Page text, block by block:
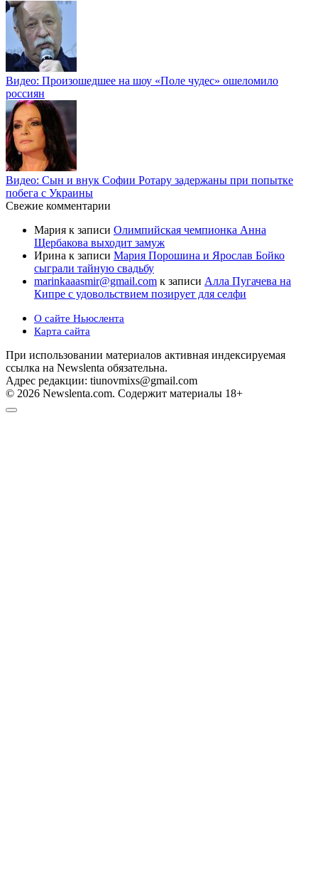
Видео: Произошедшее на шоу «Поле чудес» ошеломило
россиян
Видео: Сын и внук Софии Ротару задержаны при попытке
побега с Украины
Свежие комментарии
Мария к записи Олимпийская чемпионка Анна
Щербакова выходит замуж
Ирина к записи Мария Порошина и Ярослав Бойко
сыграли тайную свадьбу
marinkaaasmir@gmail.com к записи Алла Пугачева на
Кипре с удовольствием позирует для селфи
О сайте Ньюслента
Карта сайта
При использовании материалов активная индексируемая
ссылка на Newslenta обязательна.
Адрес редакции: tiunovmixs@gmail.com
© 2026 Newslenta.com. Содержит материалы 18+